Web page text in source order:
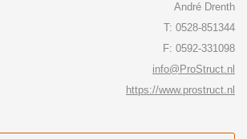
André Drenth
T: 0528-851344
F: 0592-331098
info@ProStruct.nl
https://www.prostruct.nl